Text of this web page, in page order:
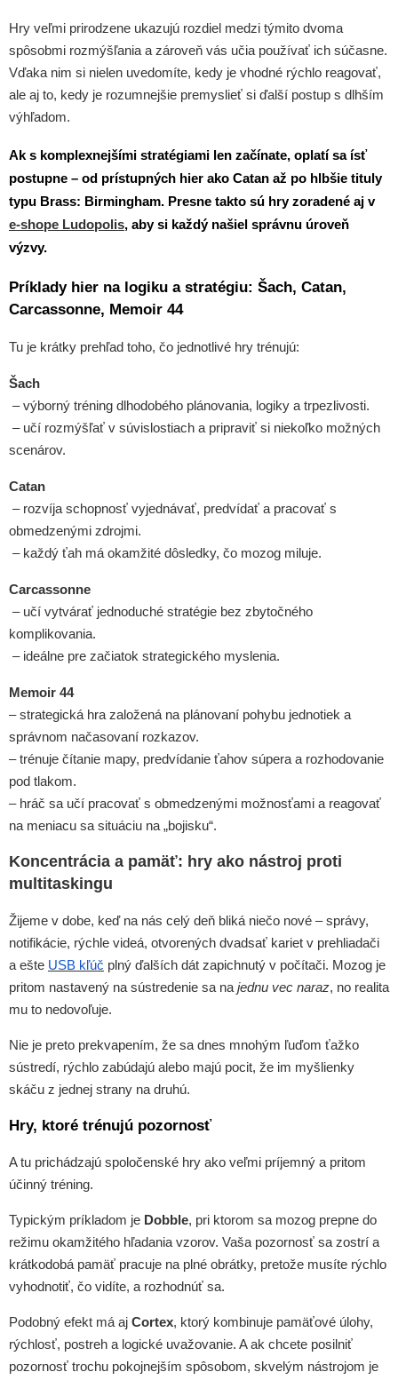
Hry veľmi prirodzene ukazujú rozdiel medzi týmito dvoma
spôsobmi rozmýšľania a zároveň vás učia používať ich súčasne.
Vďaka nim si nielen uvedomíte, kedy je vhodné rýchlo reagovať,
ale aj to, kedy je rozumnejšie premyslieť si ďalší postup s dlhším
výhľadom.
Ak s komplexnejšími stratégiami len začínate, oplatí sa ísť
postupne – od prístupných hier ako Catan až po hlbšie tituly
typu Brass: Birmingham. Presne takto sú hry zoradené aj v
e-shope Ludopolis, aby si každý našiel správnu úroveň
výzvy.
Príklady hier na logiku a stratégiu: Šach, Catan,
Carcassonne, Memoir 44
Tu je krátky prehľad toho, čo jednotlivé hry trénujú:
Šach
– výborný tréning dlhodobého plánovania, logiky a trpezlivosti.
– učí rozmýšľať v súvislostiach a pripraviť si niekoľko možných
scenárov.
Catan
– rozvíja schopnosť vyjednávať, predvídať a pracovať s
obmedzenými zdrojmi.
– každý ťah má okamžité dôsledky, čo mozog miluje.
Carcassonne
– učí vytvárať jednoduché stratégie bez zbytočného
komplikovania.
– ideálne pre začiatok strategického myslenia.
Memoir 44
– strategická hra založená na plánovaní pohybu jednotiek a
správnom načasovaní rozkazov.
– trénuje čítanie mapy, predvídanie ťahov súpera a rozhodovanie
pod tlakom.
– hráč sa učí pracovať s obmedzenými možnosťami a reagovať
na meniacu sa situáciu na „bojisku“.
Koncentrácia a pamäť: hry ako nástroj proti
multitaskingu
Žijeme v dobe, keď na nás celý deň bliká niečo nové – správy,
notifikácie, rýchle videá, otvorených dvadsať kariet v prehliadači
a ešte USB kľúč plný ďalších dát zapichnutý v počítači. Mozog je
pritom nastavený na sústredenie sa najednu vec naraz, no realita
mu to nedovoľuje.
Nie je preto prekvapením, že sa dnes mnohým ľuďom ťažko
sústredí, rýchlo zabúdajú alebo majú pocit, že im myšlienky
skáču z jednej strany na druhú.
Hry, ktoré trénujú pozornosť
A tu prichádzajú spoločenské hry ako veľmi príjemný a pritom
účinný tréning.
Typickým príkladom je Dobble, pri ktorom sa mozog prepne do
režimu okamžitého hľadania vzorov. Vaša pozornosť sa zostrí a
krátkodobá pamäť pracuje na plné obrátky, pretože musíte rýchlo
vyhodnotiť, čo vidíte, a rozhodnúť sa.
Podobný efekt má aj Cortex, ktorý kombinuje pamäťové úlohy,
rýchlosť, postreh a logické uvažovanie. A ak chcete posilniť
pozornosť trochu pokojnejším spôsobom, skvelým nástrojom je